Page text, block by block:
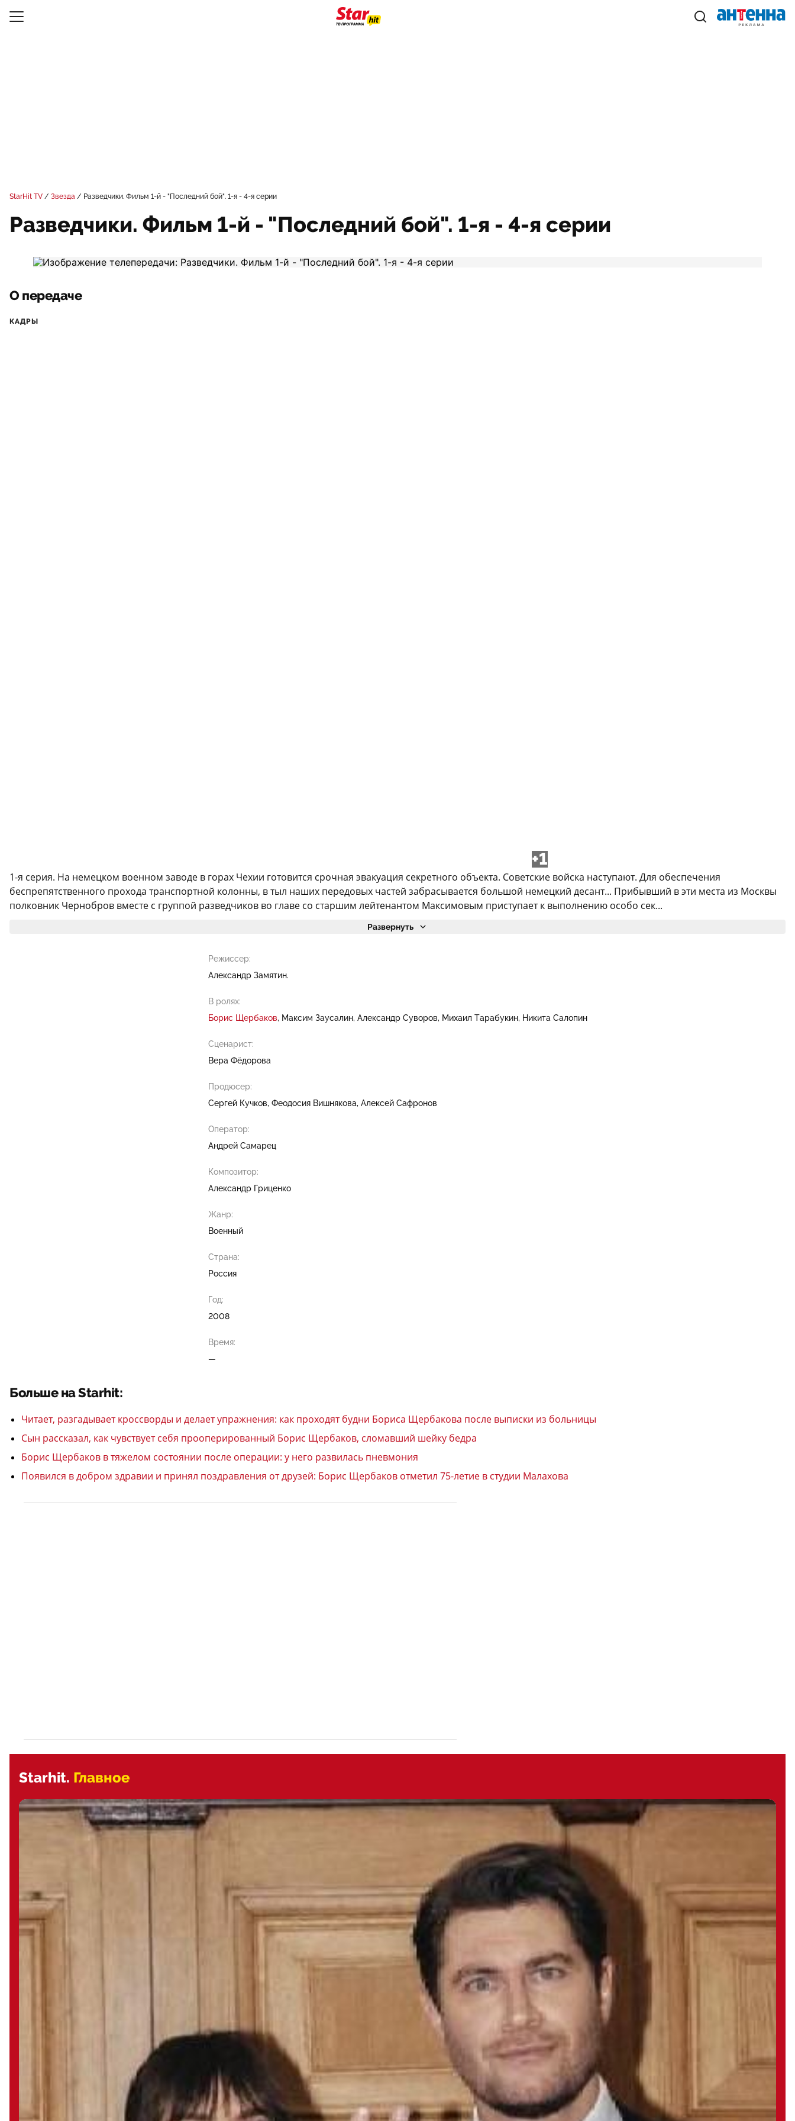
StarHit TV Звезда Разведчики. Фильм 1-й - "Последний бой". 1-я - 4-я серии
Разведчики. Фильм 1-й - "Последний бой". 1-я - 4-я серии
О передаче
КАДРЫ
+1
1-я серия. На немецком военном заводе в горах Чехии готовится срочная эвакуация секретного объекта. Советские войска наступают. Для обеспечения
беспрепятственного прохода транспортной колонны, в тыл наших передовых частей забрасывается большой немецкий десант... Прибывший в эти места из Москвы
полковник Чернобров вместе с группой разведчиков во главе со старшим лейтенантом Максимовым приступает к выполнению особо сек...
Развернуть
Режиссер:
Александр Замятин.
В ролях:
Борис Щербаков
Максим Заусалин Александр Суворов Михаил Тарабукин Никита Салопин
Сценарист:
Вера Фёдорова
Продюсер:
Сергей Кучков Феодосия Вишнякова Алексей Сафронов
Оператор:
Андрей Самарец
Композитор:
Александр Гриценко
Жанр:
Военный
Страна:
Россия
Год:
2008
Время:
—
Больше на Starhit:
Читает, разгадывает кроссворды и делает упражнения: как проходят будни Бориса Щербакова после выписки из больницы
Сын рассказал, как чувствует себя прооперированный Борис Щербаков, сломавший шейку бедра
Борис Щербаков в тяжелом состоянии после операции: у него развилась пневмония
Появился в добром здравии и принял поздравления от друзей: Борис Щербаков отметил 75-летие в студии Малахова
Starhit. Главное